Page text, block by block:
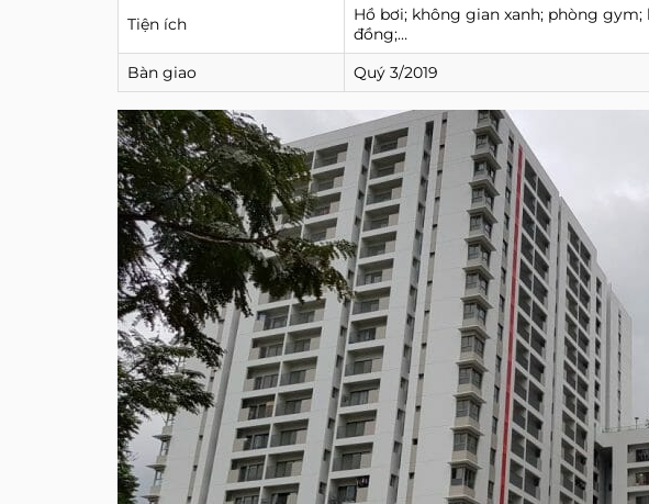
Tiện ích
Hồ bơi; không gian xanh; phòng
đồng;…
Bàn giao
Quý 3/2019